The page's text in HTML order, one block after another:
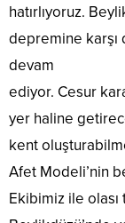
hatırlıyoruz.
depremine karşı
devam
ediyor. Cesur
yer haline
kent
Afet Modeli’nin
Ekibimiz ile olası